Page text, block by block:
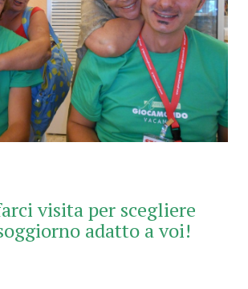
visita per scegliere
adatto a voi!